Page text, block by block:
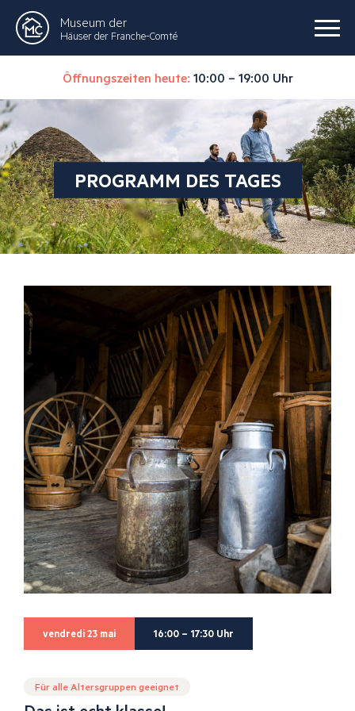
Museum der
Häuser der Franche-Comté
Öffnungszeiten heute: 10:00 – 19:00 Uhr
PROGRAMM DES TAGES
vendredi 23 mai 16:00 – 17:30 Uhr
Für alle Altersgruppen geeignet